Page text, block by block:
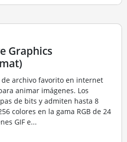
Graphics
de archivo favorito en internet
animar imágenes. Los
de bits y admiten hasta 8
colores en la gama RGB de 24
GIF e...